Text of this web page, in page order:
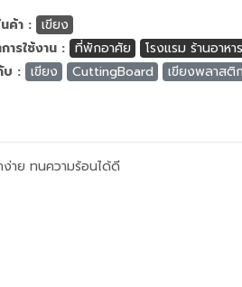
ค้า : เขียง
ารใช้งาน : ที่พักอาศัย
โรงแรม ร้านอาหาร
บ : เขียง CuttingBoard เขียงพลาสติ
าย ทนความร้อนได้ดี